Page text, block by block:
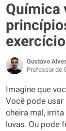
Química
Gustavo
Professor de
Imagine que
Você pode
cheira mal,
luvas. Ou pode